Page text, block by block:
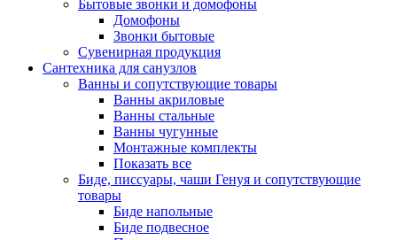
Бытовые звонки и домофоны
Домофоны
Звонки бытовые
Сувенирная продукция
Сантехника для санузлов
Ванны и сопутствующие товары
Ванны акриловые
Ванны стальные
Ванны чугунные
Монтажные комплекты
Показать все
Биде, писсуары, чаши Генуя и сопутствующие
товары
Биде напольные
Биде подвесное